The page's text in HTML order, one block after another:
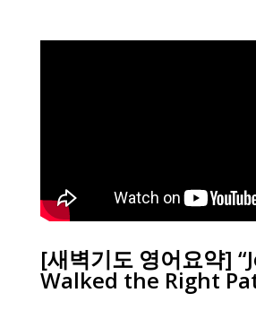
[새벽기도 영어요약]
Walked the Right